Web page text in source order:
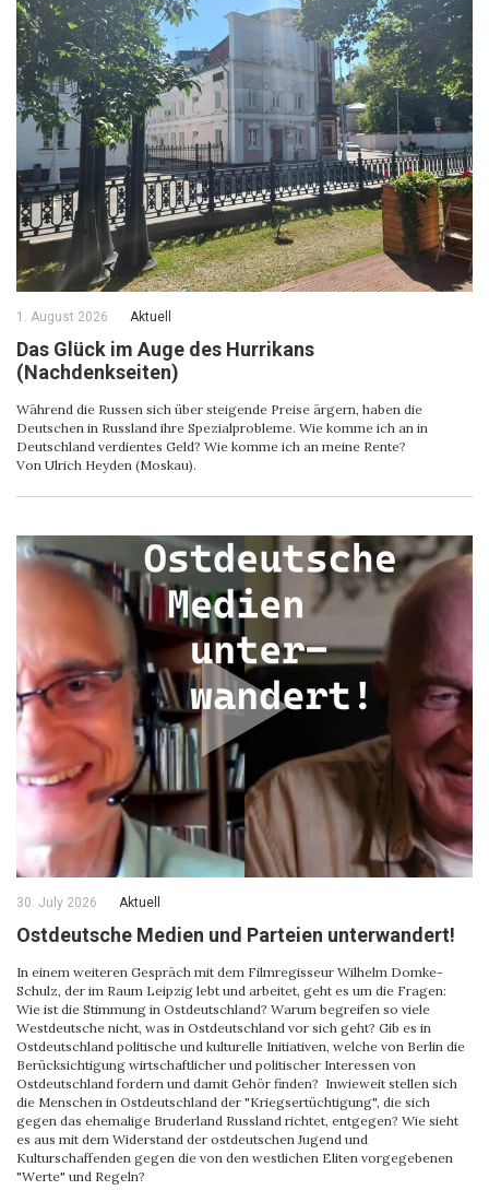
1. August 2026 Aktuell
Das Glück im Auge des Hurrikans
(Nachdenkseiten)
Während die Russen sich über steigende Preise ärgern, haben die
Deutschen in Russland ihre Spezialprobleme. Wie komme ich an in
Deutschland verdientes Geld? Wie komme ich an meine Rente?
Von Ulrich Heyden (Moskau).
30. July 2026 Aktuell
Ostdeutsche Medien und Parteien unterwandert!
In einem weiteren Gespräch mit dem Filmregisseur Wilhelm Domke-
Schulz, der im Raum Leipzig lebt und arbeitet, geht es um die Fragen:
Wie ist die Stimmung in Ostdeutschland? Warum begreifen so viele
Westdeutsche nicht, was in Ostdeutschland vor sich geht? Gib es in
Ostdeutschland politische und kulturelle Initiativen, welche von Berlin die
Berücksichtigung wirtschaftlicher und politischer Interessen von
Ostdeutschland fordern und damit Gehör finden? Inwieweit stellen sich
die Menschen in Ostdeutschland der "Kriegsertüchtigung", die sich
gegen das ehemalige Bruderland Russland richtet, entgegen? Wie sieht
es aus mit dem Widerstand der ostdeutschen Jugend und
Kulturschaffenden gegen die von den westlichen Eliten vorgegebenen
"Werte" und Regeln?